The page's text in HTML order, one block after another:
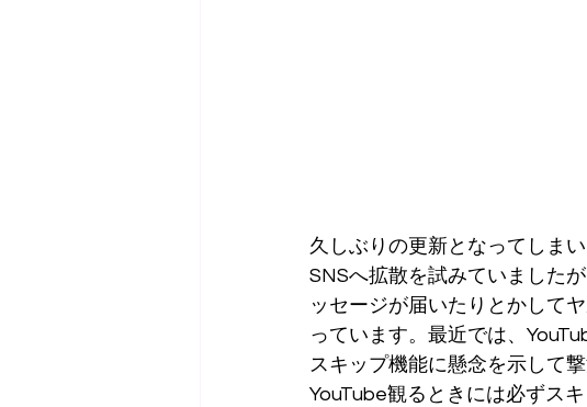
久しぶりの更新となってしま
SNSへ拡散を試みていました
ッセージが届いたりとかして
っています。最近では、
スキップ機能に懸念を示して
YouTube観るときには必ずス